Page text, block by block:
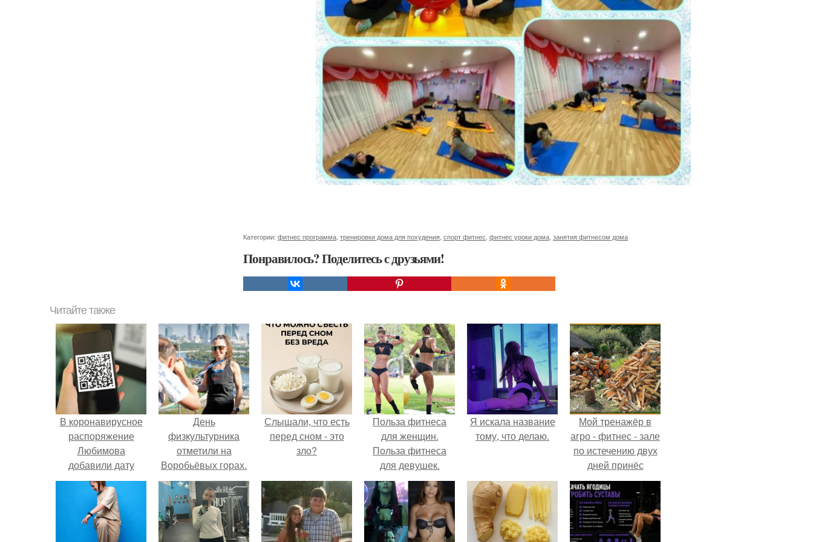
Категории: фитнес программа тренировки дома для похудения спорт фитнес фитнес уроки дома занятия фитнесом дома
Понравилось? Поделитесь с друзьями!
Читайте также
В коронавирусное
распоряжение
Любимова
добавили дату
окончания
действия QR -
кодов.
День
физкультурника
отметили на
Воробьёвых горах.
Слышали, что есть
перед сном - это
зло?
Польза фитнеса
для женщин.
Польза фитнеса
для девушек.
Я искала название
тому, что делаю.
Мой тренажёр в
агро - фитнес - зале
по истечению двух
дней принёс
ощутимый
результат.